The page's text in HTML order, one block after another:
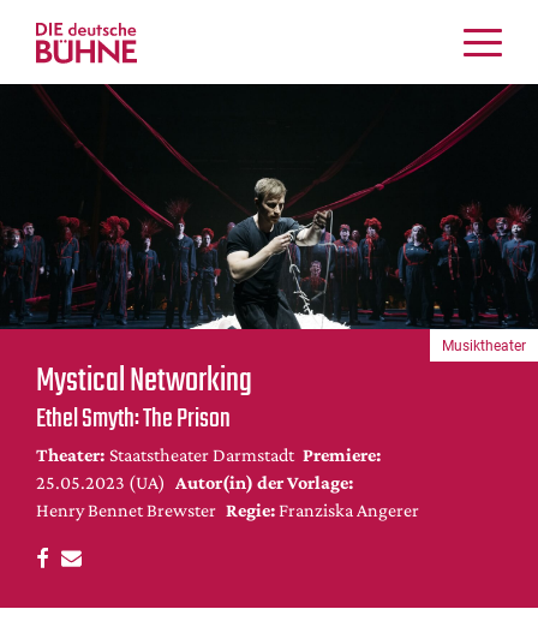
Kritiken
Schauspiel
Musiktheater
Tanz
Crossover
Bühnenwelt
Festivals & Veranstaltungen
Menschen & Theater
Themen
Internationales
Nachrufe
Medientipps
DdB-map
Kalender
Mystical Networking
Ethel Smyth: The Prison
Theater: Staatstheater Darmstadt Premiere:
25.05.2023 (UA)
Autor(in) der Vorlage:
Henry Bennet Brewster Regie: Franziska Angerer
Musiktheater